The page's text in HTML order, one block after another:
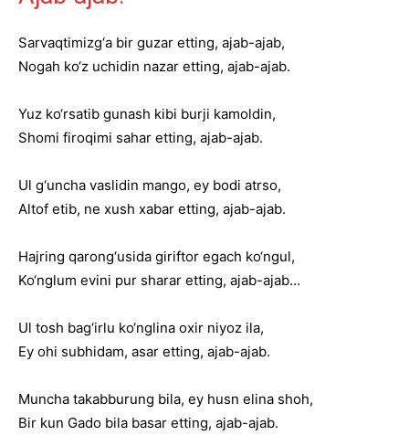
Sarvaqtimizg‘a bir guzar etting, ajab-ajab,
Nogah ko‘z uchidin nazar etting, ajab-ajab.
Yuz ko‘rsatib gunash kibi burji kamoldin,
Shomi firoqimi sahar etting, ajab-ajab.
Ul g‘uncha vaslidin mango, ey bodi atrso,
Altof etib, ne xush xabar etting, ajab-ajab.
Hajring qarong‘usida giriftor egach ko‘ngul,
Ko‘nglum evini pur sharar etting, ajab-ajab…
Ul tosh bag‘irlu ko‘nglina oxir niyoz ila,
Ey ohi subhidam, asar etting, ajab-ajab.
Muncha takabburung bila, ey husn elina shoh,
Bir kun Gado bila basar etting, ajab-ajab.